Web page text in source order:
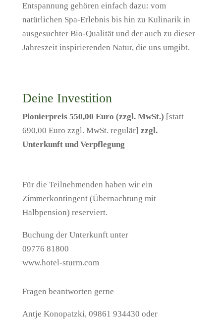
Entspannung gehören einfach dazu: vom
natürlichen Spa-Erlebnis bis hin zu Kulinarik in
ausgesuchter Bio-Qualität und der auch zu dieser
Jahreszeit inspirierenden Natur, die uns umgibt.
Deine Investition
Pionierpreis 550,00 Euro (zzgl. MwSt.) [statt
690,00 Euro zzgl. MwSt. regulär] zzgl.
Unterkunft und Verpflegung
Für die Teilnehmenden haben wir ein
Zimmerkontingent (Übernachtung mit
Halbpension) reserviert.
Buchung der Unterkunft unter
09776 81800
www.hotel-sturm.com
Fragen beantworten gerne
Antje Konopatzki, 09861 934430 oder